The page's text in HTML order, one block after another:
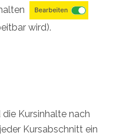
wird).
Kursinhalte nach
Kursabschnitt ein